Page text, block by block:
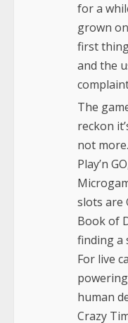
for a
grown
first
and the
The
reckon
not
Play’n
slots are
Book of
finding a
For live
human
Crazy